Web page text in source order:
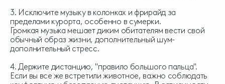
3. Исключите музыку в колонках и фрирайд за
пределами курорта, особенно в сумерки.
Громкая музыка мешает диким обитателям вести свой
обычный образ жизни, дополнительный шум-
дополнительный стресс.
4. Держите дистанцию, "правило большого пальца".
Если вы все же встретили животное, важно соблюдать